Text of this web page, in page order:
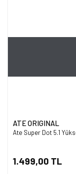
ATE ORIGINAL
Ate Super Dot 5.1
1.499,00 TL